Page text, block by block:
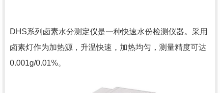
DHS系列卤素水分测定仪是一种快速水份检测仪器。采用
卤素灯作为加热源，升温快速，加热均匀，测量精度可达
0.001g/0.01%。